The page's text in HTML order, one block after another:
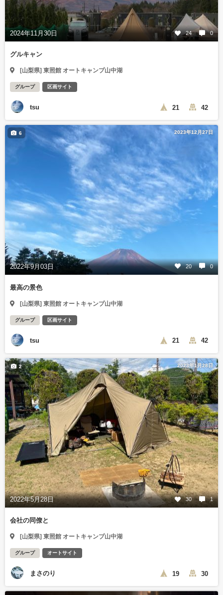
2024年11月30日 24 0
グルキャン
[山梨県] 東照館 オートキャンプ山中湖
グループ 区画サイト
tsu 21 42
2023年12月27日
2022年9月03日 20 0
6
最高の景色
[山梨県] 東照館 オートキャンプ山中湖
グループ 区画サイト
tsu 21 42
2023年1月28日
2022年5月28日 30 1
2
会社の同僚と
[山梨県] 東照館 オートキャンプ山中湖
グループ オートサイト
まさのり 19 30